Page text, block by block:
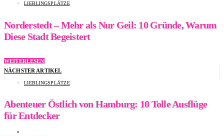
LIEBLINGSPLÄTZE
Norderstedt – Mehr als Nur Geil: 10 Gründe, Warum
Diese Stadt Begeistert
WEITERLESEN
NÄCHSTER ARTIKEL
LIEBLINGSPLÄTZE
Abenteuer Östlich von Hamburg: 10 Tolle Ausflüge
für Entdecker